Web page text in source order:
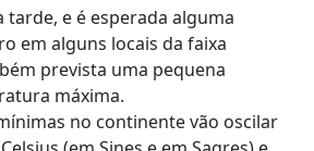
e é esperada alguma
em alguns locais da faixa
prevista uma pequena
máxima.
no continente vão oscilar